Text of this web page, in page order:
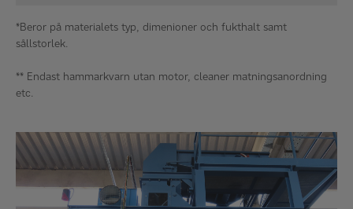
*Beror på materialets typ, dimenioner och fukthalt samt
sållstorlek.
** Endast hammarkvarn utan motor, cleaner matningsanordning
etc.